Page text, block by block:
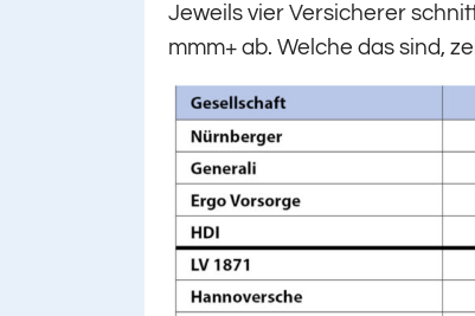
Jeweils vier Versicherer
mmm+ ab. Welche das sind,